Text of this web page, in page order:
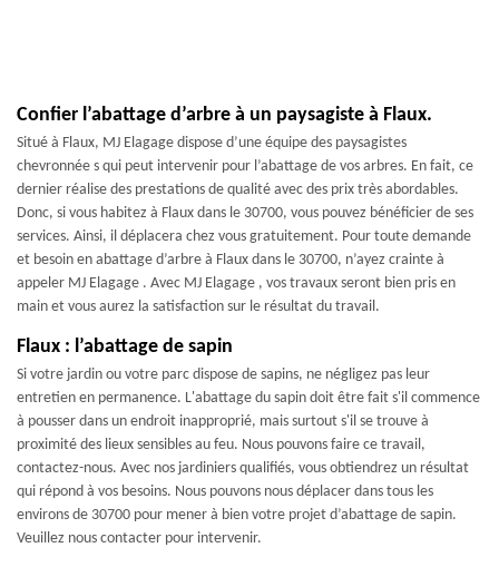
Confier l’abattage d’arbre à un paysagiste à Flaux.
Situé à Flaux, MJ Elagage dispose d’une équipe des paysagistes
chevronnée s qui peut intervenir pour l’abattage de vos arbres. En fait, ce
dernier réalise des prestations de qualité avec des prix très abordables.
Donc, si vous habitez à Flaux dans le 30700, vous pouvez bénéficier de ses
services. Ainsi, il déplacera chez vous gratuitement. Pour toute demande
et besoin en abattage d’arbre à Flaux dans le 30700, n’ayez crainte à
appeler MJ Elagage . Avec MJ Elagage , vos travaux seront bien pris en
main et vous aurez la satisfaction sur le résultat du travail.
Flaux : l’abattage de sapin
Si votre jardin ou votre parc dispose de sapins, ne négligez pas leur
entretien en permanence. L'abattage du sapin doit être fait s'il commence
à pousser dans un endroit inapproprié, mais surtout s'il se trouve à
proximité des lieux sensibles au feu. Nous pouvons faire ce travail,
contactez-nous. Avec nos jardiniers qualifiés, vous obtiendrez un résultat
qui répond à vos besoins. Nous pouvons nous déplacer dans tous les
environs de 30700 pour mener à bien votre projet d’abattage de sapin.
Veuillez nous contacter pour intervenir.